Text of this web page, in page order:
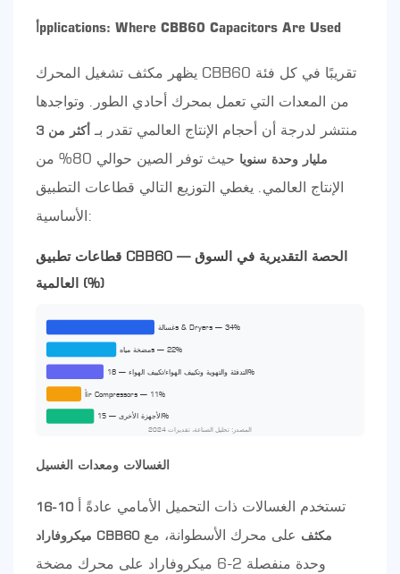
أpplications: Where CBB60 Capacitors Are Used
يظهر مكثف تشغيل المحرك CBB60 تقريبًا في كل فئة
من المعدات التي تعمل بمحرك أحادي الطور. وتواجدها
منتشر لدرجة أن أحجام الإنتاج العالمي تقدر بـ
أكثر من 3
مليار وحدة سنويا
حيث توفر الصين حوالي 80% من
الإنتاج العالمي. يغطي التوزيع التالي قطاعات التطبيق
الأساسية:
قطاعات تطبيق CBB60 — الحصة التقديرية في السوق
العالمية (%)
غسالةs & Dryers — 34%
مضخة مياهs — 22%
التدفئة والتهوية وتكييف الهواء/تكييف الهواء — 18%
أir Compressors — 11%
الأجهزة الأخرى — 15%
المصدر: تحليل الصناعة، تقديرات 2024
الغسالات ومعدات الغسيل
تستخدم الغسالات ذات التحميل الأمامي عادةً أ
10-16
ميكروفاراد CBB60 مكثف على محرك الأسطوانة، مع
وحدة منفصلة 2-6 ميكروفاراد على محرك مضخة